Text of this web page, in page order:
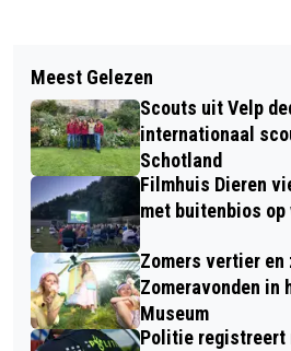
FUSILLADE
DECEMBER 1944
KLASSIEKE MUZIEK
OUDE JAN TE VELP
Meest Gelezen
Scouts uit Velp
internationaal
Schotland
Filmhuis Dieren
met buitenbios op
Zomers vertier en
Zomeravonden in
Museum
Politie registreert